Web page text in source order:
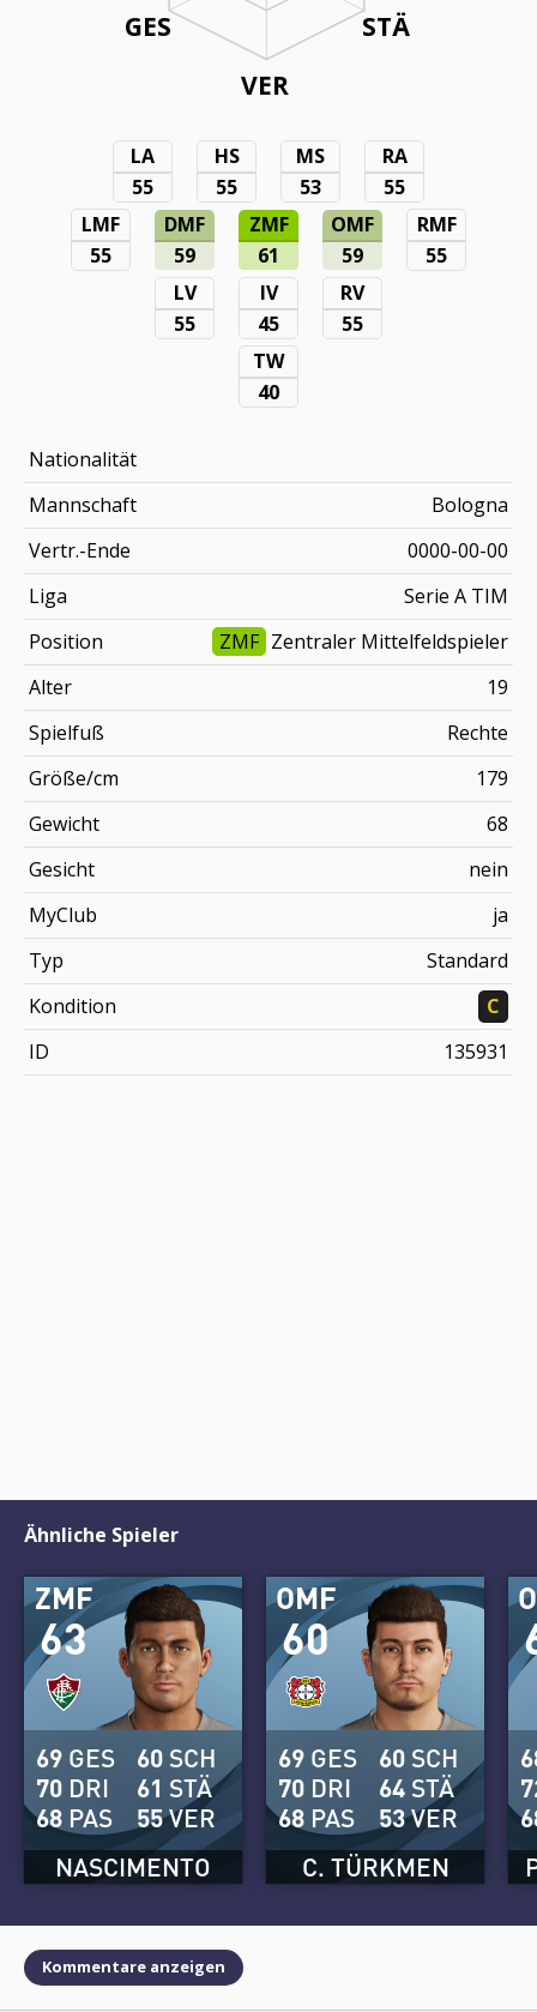
STÄ
VER
GES
LA
55
HS
55
MS
53
RA
55
LMF
55
DMF
59
ZMF
61
OMF
59
RMF
55
LV
55
IV
45
RV
55
TW
40
Nationalität
Mannschaft
Bologna
Vertr.-Ende
0000-00-00
Liga
Serie A TIM
Position
ZMF Zentraler Mittelfeldspieler
Alter
19
Spielfuß
Rechte
Größe/cm
179
Gewicht
68
Gesicht
nein
MyClub
ja
Typ
Standard
Kondition
C
ID
135931
Ähnliche Spieler
63
ZMF
NASCIMENTO
69 GES
70 DRI
68 PAS
60 SCH
61 STÄ
55VER
60
OMF
C. TÜRKMEN
69 GES
70 DRI
68 PAS
60 SCH
64 STÄ
53VER
Kommentare anzeigen